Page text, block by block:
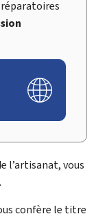
l’artisanat, vous
confère le titre